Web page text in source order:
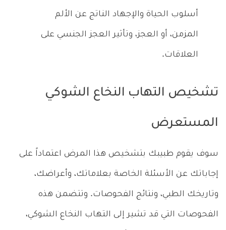
أسلوب الحياة والإجهاد الناتج عن الألم
المزمن، أو العجز، وتأثير العجز الجنسي على
العلاقات.
تشخيص التهاب النخاع الشوكي
المستعرض
سوف يقوم طبيبك بتشخيص هذا المرض اعتماداً على
إجاباتك عن الأسئلة الخاصة بعلاماتك، وأعراضك،
وتاريخك الطبي، ونتائج الفحوصات. وتتضمن هذه
الفحوصات التي قد تشير إلى التهاب النخاع الشوكي،